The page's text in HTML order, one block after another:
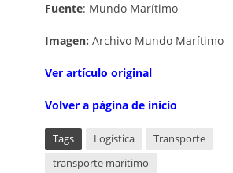
Fuente: Mundo Marítimo
Imagen: Archivo Mundo Marítimo
Ver artículo original
Volver a página de inicio
Tags Logística
Transporte
transporte maritimo